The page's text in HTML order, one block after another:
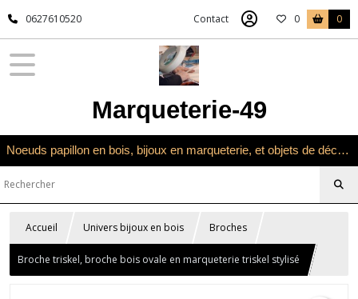
0627610520 Contact 0 0
Marqueterie-49
Noeuds papillon en bois, bijoux en marqueterie, et objets de décoration en marqueterie bois
Accueil Univers bijoux en bois Broches
Broche triskel, broche bois ovale en marqueterie triskel stylisé